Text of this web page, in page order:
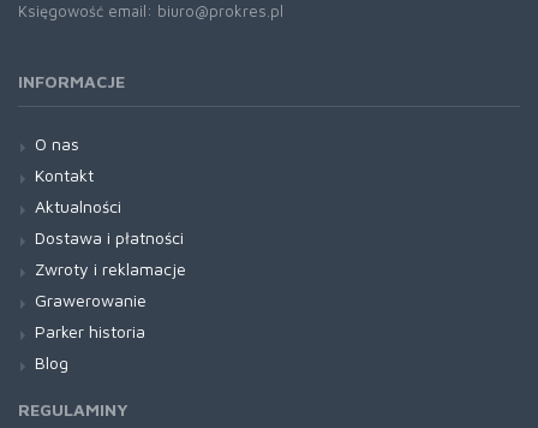
Księgowość email: biuro@prokres.pl
INFORMACJE
O nas
Kontakt
Aktualności
Dostawa i płatności
Zwroty i reklamacje
Grawerowanie
Parker historia
Blog
REGULAMINY